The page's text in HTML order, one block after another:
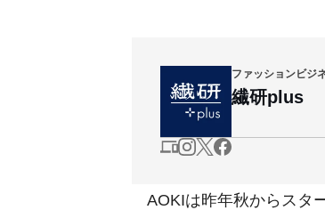
ファッションビジ
繊研plus
AOKIは昨年秋からスタ